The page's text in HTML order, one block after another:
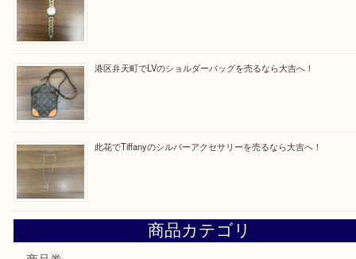
朝潮橋でMCMのミニボストンを売るなら大吉へ！
西区九条でLVのポーチを売るなら大吉へ！
大阪市港区でHERMESの腕時計を売るなら大吉へ！